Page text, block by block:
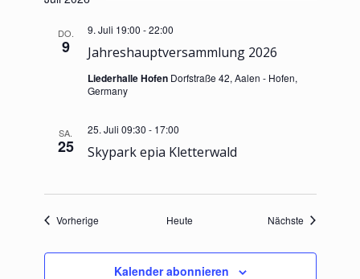
DO.
9 Jahreshauptversammlung 2026
9. Juli 19:00 -22:00
Liederhalle Hofen Dorfstraße 42, Aalen - Hofen,
Germany
SA.
25 Skypark epia Kletterwald
25. Juli 09:30 - 17:00
VorherigeVeranstaltungenHeute Nächste
Kalender abonnieren